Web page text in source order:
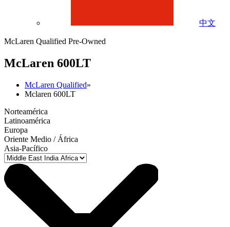
中文
McLaren Qualified Pre-Owned
McLaren 600LT
McLaren Qualified»
Mclaren 600LT
Norteamérica
Latinoamérica
Europa
Oriente Medio / África
Asia-Pacífico